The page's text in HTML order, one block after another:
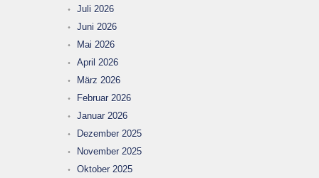
Juli 2026
Juni 2026
Mai 2026
April 2026
März 2026
Februar 2026
Januar 2026
Dezember 2025
November 2025
Oktober 2025